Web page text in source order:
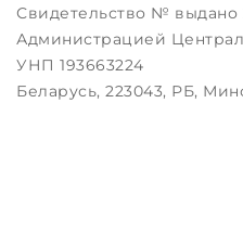
Свидетельство № выдано
Администрацией
УНП 193663224
Беларусь, 223043, РБ,